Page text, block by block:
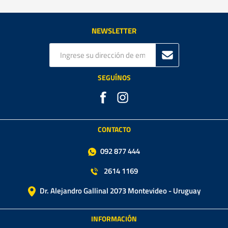
NEWSLETTER
SEGUÍNOS
CONTACTO
092 877 444
2614 1169
Dr. Alejandro Gallinal 2073 Montevideo - Uruguay
INFORMACIÓN